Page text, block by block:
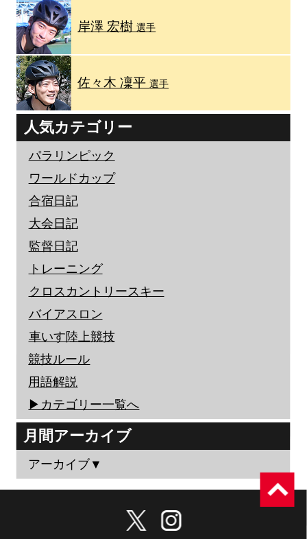
岸澤 宏樹選手
佐々木 凜平選手
人気カテゴリー
パラリンピック
ワールドカップ
合宿日記
大会日記
監督日記
トレーニング
クロスカントリースキー
バイアスロン
車いす陸上競技
競技ルール
用語解説
▶︎カテゴリー一覧へ
月間アーカイブ
アーカイブ▼